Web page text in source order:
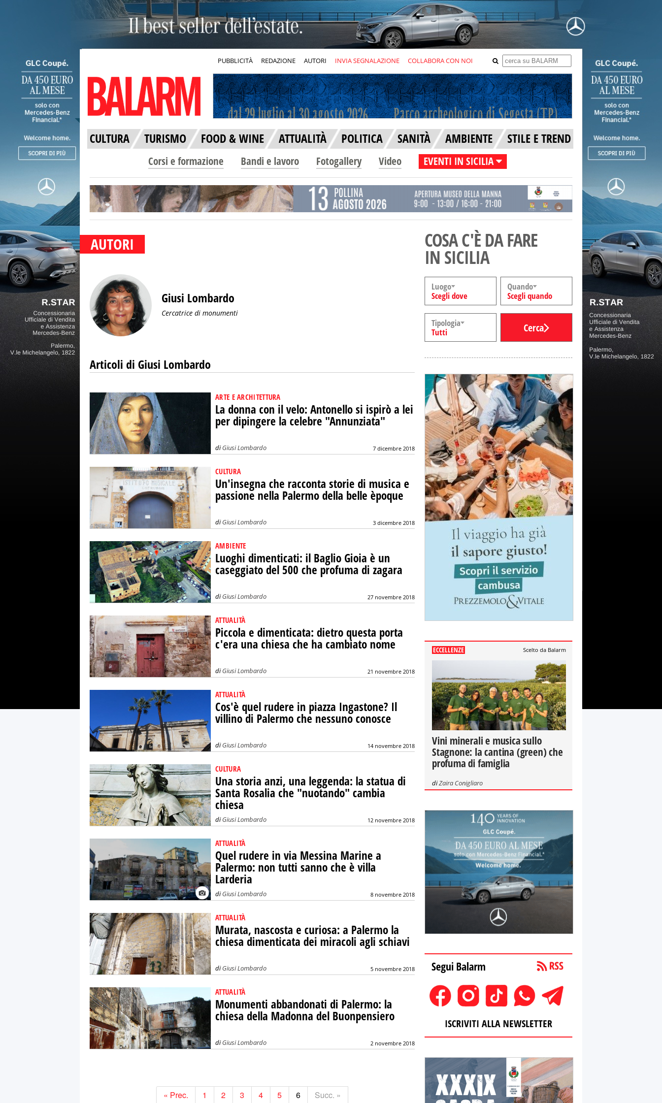
PUBBLICITÀ REDAZIONE AUTORI INVIA SEGNALAZIONE COLLABORA CON NOI
CULTURA TURISMO FOOD & WINE ATTUALITÀ POLITICA SANITÀ AMBIENTE STILE E TREND
Corsi e formazione Bandi e lavoro Fotogallery Video EVENTI IN SICILIA
AUTORI
Giusi Lombardo
Cercatrice di monumenti
Articoli di Giusi Lombardo
ARTE E ARCHITETTURA
La donna con il velo: Antonello si ispirò a lei
per dipingere la celebre "Annunziata"
diGiusi Lombardo 7 dicembre 2018
CULTURA
Un'insegna che racconta storie di musica e
passione nella Palermo della belle èpoque
diGiusi Lombardo 3 dicembre 2018
AMBIENTE
Luoghi dimenticati: il Baglio Gioia è un
caseggiato del 500 che profuma di zagara
diGiusi Lombardo 27 novembre 2018
ATTUALITÀ
Piccola e dimenticata: dietro questa porta
c'era una chiesa che ha cambiato nome
diGiusi Lombardo 21 novembre 2018
ATTUALITÀ
Cos'è quel rudere in piazza Ingastone? Il
villino di Palermo che nessuno conosce
diGiusi Lombardo 14 novembre 2018
CULTURA
Una storia anzi, una leggenda: la statua di
Santa Rosalia che "nuotando" cambia
chiesa
diGiusi Lombardo 12 novembre 2018
ATTUALITÀ
Quel rudere in via Messina Marine a
Palermo: non tutti sanno che è villa
Larderia
diGiusi Lombardo 8 novembre 2018
ATTUALITÀ
Murata, nascosta e curiosa: a Palermo la
chiesa dimenticata dei miracoli agli schiavi
diGiusi Lombardo 5 novembre 2018
ATTUALITÀ
Monumenti abbandonati di Palermo: la
chiesa della Madonna del Buonpensiero
diGiusi Lombardo 2 novembre 2018
« Prec. 1 2 3 4 5 6 Succ. »
COSA C'È DA FARE
IN SICILIA
Luogo
Scegli dove
Quando
Scegli quando
Tipologia
Tutti
Cerca
ECCELLENZE Scelto da Balarm
Vini minerali e musica sullo
Stagnone: la cantina (green) che
profuma di famiglia
diZaira Conigliaro
Segui Balarm
ISCRIVITI ALLA NEWSLETTER